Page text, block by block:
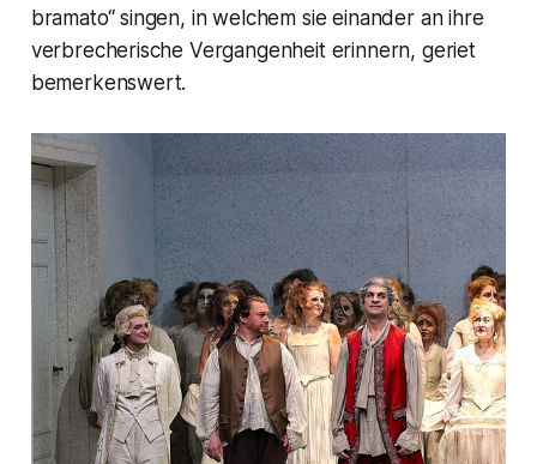
bramato“ singen, in welchem sie einander an ihre
verbrecherische Vergangenheit erinnern, geriet
bemerkenswert.